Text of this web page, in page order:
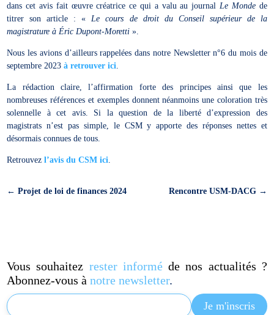
dans cet avis fait œuvre créatrice ce qui a valu au journal Le Mondede
titrer son article : « Le cours de droit du Conseil supérieur de la
magistrature à Éric Dupont-Moretti ».
Nous les avions d’ailleurs rappelées dans notre Newsletter n°6 du mois de
septembre 2023à retrouver ici
La rédaction claire, l’affirmation forte des principes ainsi que les
nombreuses références et exemples donnent néanmoins une coloration très
solennelle à cet avis. Si la question de la liberté d’expression des
magistrats n’est pas simple, le CSM y apporte des réponses nettes et
désormais connues de tous.
Retrouvezl’avis du CSM ici
←Projet de loi de finances 2024 Rencontre USM-DACG→
Vous souhaitez rester informéde nos actualités ?
Abonnez-vous ànotre newsletter.